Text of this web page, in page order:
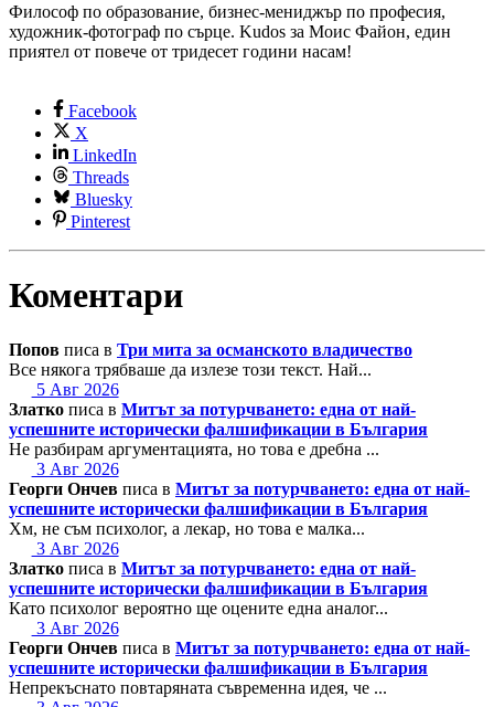
Философ по образование, бизнес-мениджър по професия,
художник-фотограф по сърце. Kudos за Моис Файон, един
приятел от повече от тридесет години насам!
Facebook
X
LinkedIn
Threads
Bluesky
Pinterest
Коментари
Попов писа в Три мита за османското владичество
Все някога трябваше да излезе този текст. Най...
5 Авг 2026
Златко писа в Митът за потурчването: една от най-
успешните исторически фалшификации в България
Не разбирам аргументацията, но това е дребна ...
3 Авг 2026
Георги Ончев писа в Митът за потурчването: една от най-
успешните исторически фалшификации в България
Хм, не съм психолог, а лекар, но това е малка...
3 Авг 2026
Златко писа в Митът за потурчването: една от най-
успешните исторически фалшификации в България
Като психолог вероятно ще оцените една аналог...
3 Авг 2026
Георги Ончев писа в Митът за потурчването: една от най-
успешните исторически фалшификации в България
Непрекъснато повтаряната съвременна идея, че ...